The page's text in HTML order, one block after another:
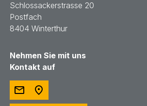
Schlossackerstrasse 20
Postfach
8404 Winterthur
Nehmen Sie mit uns
Kontakt auf